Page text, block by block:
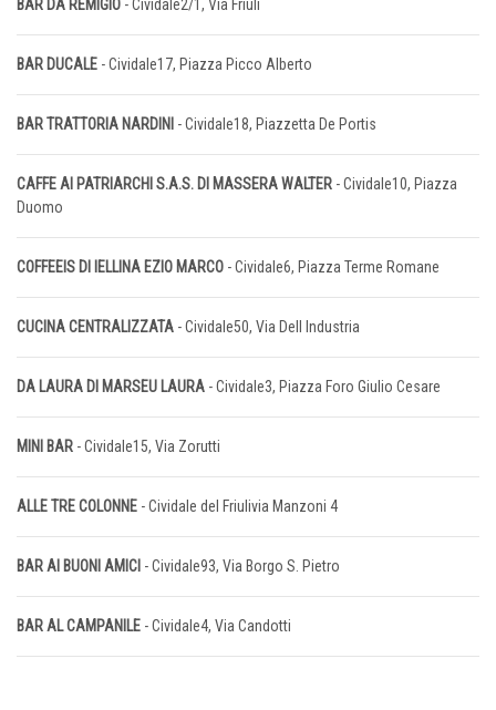
BAR DA REMIGIO - Cividale2/1, Via Friuli
BAR DUCALE - Cividale17, Piazza Picco Alberto
BAR TRATTORIA NARDINI - Cividale18, Piazzetta De Portis
CAFFE AI PATRIARCHI S.A.S. DI MASSERA WALTER - Cividale10, Piazza
Duomo
COFFEEIS DI IELLINA EZIO MARCO - Cividale6, Piazza Terme Romane
CUCINA CENTRALIZZATA - Cividale50, Via Dell Industria
DA LAURA DI MARSEU LAURA - Cividale3, Piazza Foro Giulio Cesare
MINI BAR - Cividale15, Via Zorutti
ALLE TRE COLONNE - Cividale del Friulivia Manzoni 4
BAR AI BUONI AMICI - Cividale93, Via Borgo S. Pietro
BAR AL CAMPANILE - Cividale4, Via Candotti